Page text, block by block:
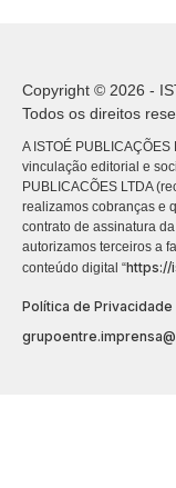
Copyright © 2026 -
Todos os direitos
A ISTOÉ
vinculação editorial e
PUBLICACÕES LTDA
realizamos cobranças e
contrato de assinatura
autorizamos terceiros a
conteúdo digital “https://
Política de Privacidade